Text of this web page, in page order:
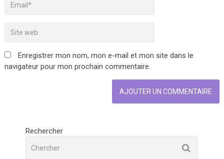
Enregistrer mon nom, mon e-mail et mon site dans le
navigateur pour mon prochain commentaire.
Rechercher